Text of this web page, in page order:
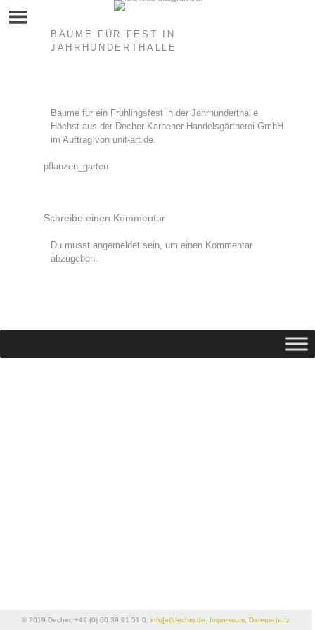
BÄUME FÜR FEST IN
JAHRHUNDERTHALLE
Bäume für ein Frühlingsfest in der Jahrhunderthalle
Höchst aus der Decher Karbener Handelsgärtnerei GmbH
im Auftrag von unit-art.de.
Beitragsnavigation
pflanzen_garten
Schreibe einen Kommentar
Du musst angemeldet sein, um einen Kommentar
abzugeben.
© 2019 Decher, +49 (0) 60 39 91 51 0,info[at]decher.de Impressum ,Datenschutz